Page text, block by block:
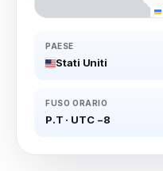
PAESE
Stati Uniti
FUSO ORARIO
P.T · UTC −8